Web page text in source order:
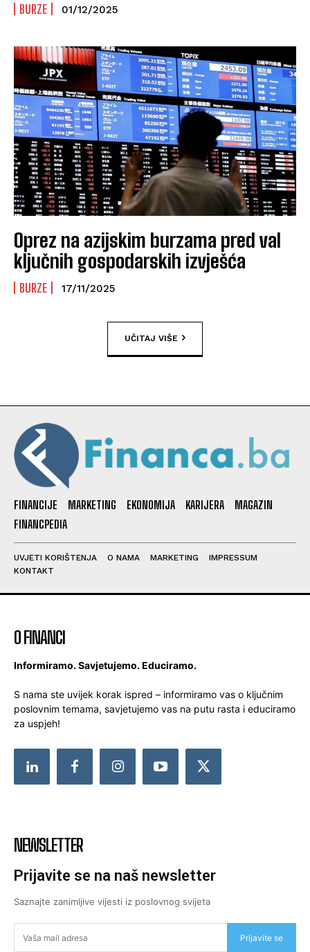
BURZE 01/12/2025
Oprez na azijskim burzama pred val
ključnih gospodarskih izvješća
BURZE 17/11/2025
UČITAJ VIŠE
FINANCIJE MARKETING EKONOMIJA KARIJERA
MAGAZIN
FINANCPEDIA
UVJETI KORIŠTENJA O NAMA MARKETING
IMPRESSUM
KONTAKT
O FINANCI
Informiramo. Savjetujemo. Educiramo.
S nama ste uvijek korak ispred – informiramo vas o ključnim
poslovnim temama, savjetujemo vas na putu rasta i educiramo
za uspjeh!
NEWSLETTER
Prijavite se na naš newsletter
Saznajte zanimljive vijesti iz poslovnog svijeta
Prijavite se